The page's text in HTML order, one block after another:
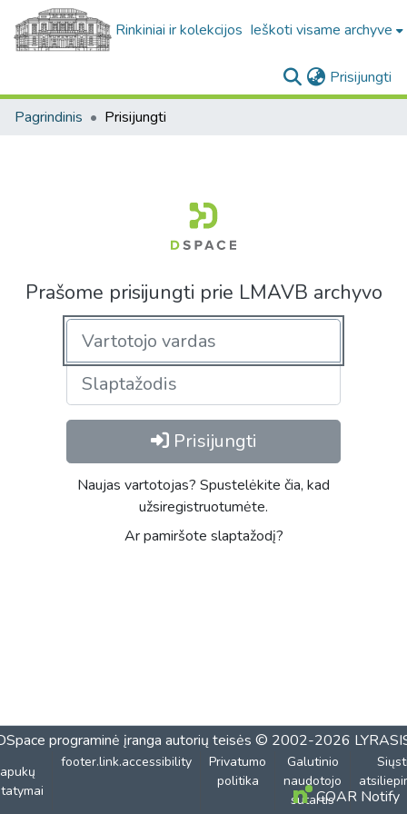
Rinkiniai ir kolekcijos Ieškoti visame archyve
Prisijungti
Pagrindinis Prisijungti
Prašome prisijungti prie LMAVB archyvo
Prisijungti
Naujas vartotojas? Spustelėkite čia, kad
užsiregistruotumėte.
Ar pamiršote slaptažodį?
programinė įranga autorių teisės © 2002-2026
footer.link.accessibility
Privatumo
politika
Galutinio
naudotojo
sutartisCOAR Notify